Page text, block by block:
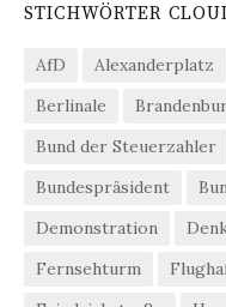
STICHWÖRTER
AfD Alexanderplatz
Berlinale
Bund der Steuerzahler
Bundespräsident
Demonstration
Fernsehturm